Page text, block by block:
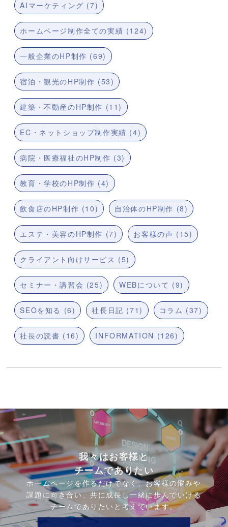
AIマーケティング (7)
ホームページ制作全ての実績 (124)
一般企業のHP制作 (69)
宿泊・観光のHP制作 (53)
建築・不動産のHP制作 (11)
EC・ネットショップ制作実績 (4)
病院・医療福祉のHP制作 (3)
教育・学校のHP制作 (4)
飲食店のHP制作 (10) 自治体のHP制作 (8)
エステ・美容のHP制作 (7) お客様の声 (15)
クライアント向けサービス (5)
セミナー・講習会 (25) WEBについて (9)
SEOを知る (6) 社長日記 (71) コラム (37)
社長の読書 (16) INFORMATION (126)
我々はお客様と
チームでありたい
ホームページを作るだけでなく、お客様の悩みや
課題に向き合い、共に成長し一緒に歩んでいける
チームでありたいと考えています。